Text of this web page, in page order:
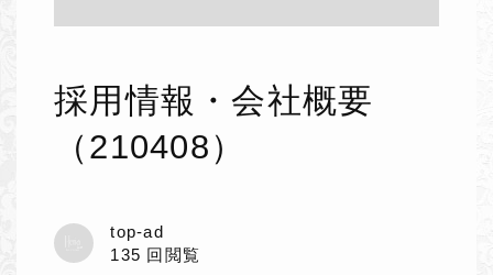
採用情報・会社概要
（210408）
top-ad
135 回閲覧